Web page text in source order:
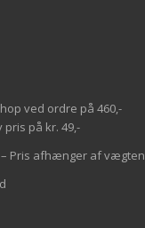
ved ordre på 460,-
pris på kr. 49,-
– Pris afhænger af vægten